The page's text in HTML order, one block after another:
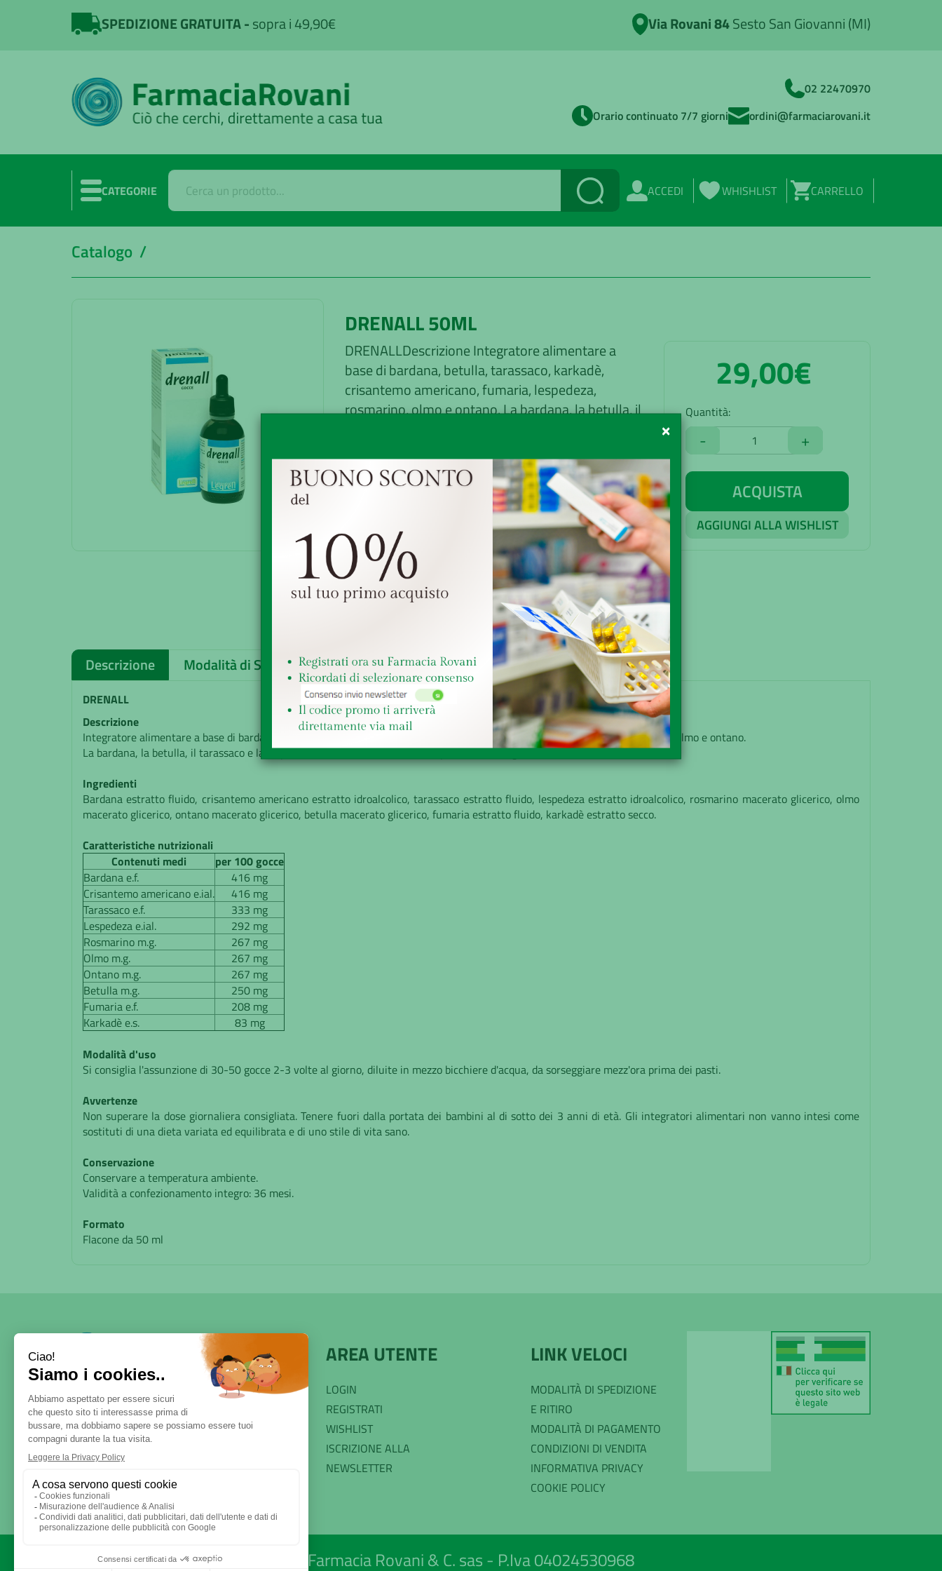
SPEDIZIONE GRATUITA sopra i 49,90€ Via Rovani 84Sesto San Giovanni (MI)
02 22470970
Orario continuato 7/7 giorni
ordini@farmaciarovani.it
CATEGORIE ACCEDI WHISHLIST CARRELLO
Cerca
Catalogo /
DRENALL 50ML
DRENALLDescrizione Integratore alimentare a
base di bardana, betulla, tarassaco, karkadè,
crisantemo americano, fumaria, lespedeza,
rosmarino, olmo e ontano. La bardana, la betulla, il
Minsan:881632576
Marchio:LABORATORI LEGREN Srl
GRATUITA sopra i 49,90€
Ritiro presso la farmacia
Reso veloce, facile e gratuito
29,00€
Quantità:
- +
ACQUISTA
AGGIUNGI ALLA WISHLIST
Descrizione Modalità di Spedizione Richiesta informazioni
DRENALL
Descrizione
Integratore alimentare a base di bardana, betulla, tarassaco, karkadè, crisantemo americano, fumaria, lespedeza, rosmarino, olmo e ontano.
La bardana, la betulla, il tarassaco e la lespedeza favoriscono la funzione depurativa dell’organismo.
Ingredienti
Bardana estratto fluido, crisantemo americano estratto idroalcolico, tarassaco estratto fluido, lespedeza estratto idroalcolico, rosmarino macerato glicerico, olmo
macerato glicerico, ontano macerato glicerico, betulla macerato glicerico, fumaria estratto fluido, karkadè estratto secco.
Caratteristiche nutrizionali
Contenuti medi
per 100 gocce
Bardana e.f.
416 mg
Crisantemo americano e.ial.
416 mg
Tarassaco e.f.
333 mg
Lespedeza e.ial.
292 mg
Rosmarino m.g.
267 mg
Olmo m.g.
267 mg
Ontano m.g.
267 mg
Betulla m.g.
250 mg
Fumaria e.f.
208 mg
Karkadè e.s.
83 mg
Modalità d'uso
Si consiglia l'assunzione di 30-50 gocce 2-3 volte al giorno, diluite in mezzo bicchiere d'acqua, da sorseggiare mezz'ora prima dei pasti.
Avvertenze
Non superare la dose giornaliera consigliata. Tenere fuori dalla portata dei bambini al di sotto dei 3 anni di età. Gli integratori alimentari non vanno intesi come
sostituti di una dieta variata ed equilibrata e di uno stile di vita sano.
Conservazione
Conservare a temperatura ambiente.
Validità a confezionamento integro: 36 mesi.
Formato
Flacone da 50 ml
SERVE AIUTO?
DICONO DI NOI
PATOLOGIE E RIMEDI
CONTATTI
AREA UTENTE
LOGIN
REGISTRATI
WISHLIST
ISCRIZIONE ALLA
NEWSLETTER
LINK VELOCI
MODALITÀ DI SPEDIZIONE
E RITIRO
MODALITÀ DI PAGAMENTO
CONDIZIONI DI VENDITA
INFORMATIVA PRIVACY
COOKIE POLICY
Farmacia Rovani & C. sas - P.Iva 04024530968
×